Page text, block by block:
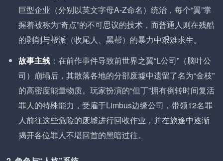
巨型企业（分别以英文字母A-Z命名）统治，每个“翼”掌
握着被称为“奇点”的不可思议的技术，而普通人则在残酷
的剥削与帮派（收尾人、黑帮）的暴力中艰难求生。
故事主线 ：在前作事件导致前世界之翼“L公司”（脑叶公
司）崩塌后，其散落各地的分部废墟中遗留了名为“金枝”
的高密度能量物质。玩家扮演的“但丁”拥有倒转时间复活
罪人的特殊能力，受雇于Limbus边缘公司，带领12名罪
人前往这些危险的废墟进行回收作业，并在旅途中逐渐
揭开各位罪人不堪回首的黑暗过往。